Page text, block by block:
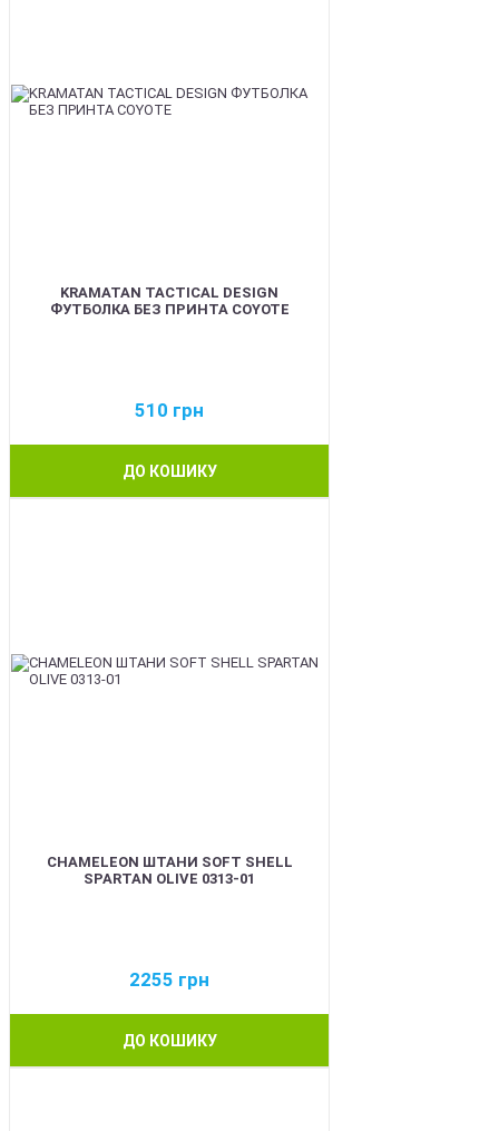
KRAMATAN TACTICAL DESIGN
ФУТБОЛКА БЕЗ ПРИНТА COYOTE
510 грн
ДО КОШИКУ
CHAMELEON ШТАНИ SOFT SHELL
SPARTAN OLIVE 0313-01
2255 грн
ДО КОШИКУ